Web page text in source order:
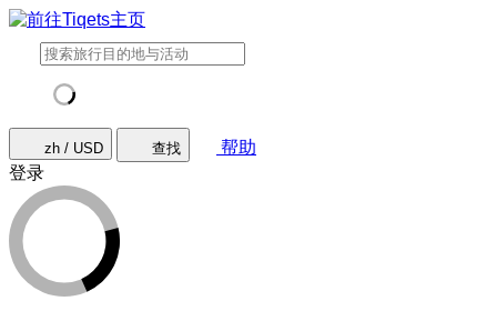
zh / USD 查找
帮助
登录